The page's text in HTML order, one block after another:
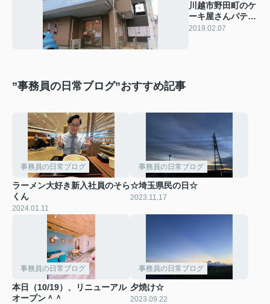
川越市野田町のケ
ーキ屋さんパティ
スリーCiel（シエ
2019.02.07
”事務員の日常ブログ”おすすめ記事
事務員の日常ブログ
ラーメン大好き新入社員のそら
くん
2024.01.11
事務員の日常ブログ
☆埼玉県民の日☆
2023.11.17
事務員の日常ブログ
本日（10/19）、リニューアル
オープン＾＾
事務員の日常ブログ
夕焼け☆
2023.09.22